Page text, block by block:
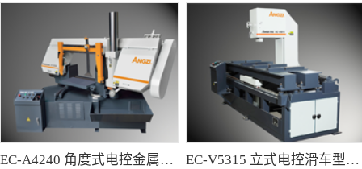
EC-A4240 角度式电控金属带锯床 EC-V5315 立式电控滑车型金属带锯床